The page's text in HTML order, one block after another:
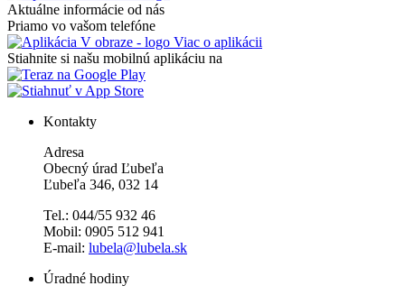
Aktuálne informácie od nás
Priamo vo vašom telefóne
Viac o aplikácii
Stiahnite si našu mobilnú aplikáciu na
Kontakty
Adresa
Obecný úrad Ľubeľa
Ľubeľa 346, 032 14
Tel.: 044/55 932 46
Mobil: 0905 512 941
E-mail: lubela@lubela.sk
Úradné hodiny